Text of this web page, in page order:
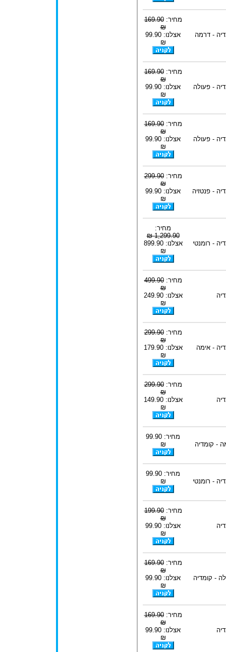
- דרמה
מחיר:169.90
₪
אצלנו: 99.90
₪
- פעולה
מחיר:169.90
₪
אצלנו: 99.90
₪
- פעולה
מחיר:169.90
₪
אצלנו: 99.90
₪
- פנטזיה
מחיר:299.90
₪
אצלנו: 99.90
₪
- רומנטי
מחיר:
1,299.90 ₪
אצלנו: 899.90
₪
מחיר:499.90
₪
אצלנו: 249.90
₪
- אימה
מחיר:299.90
₪
אצלנו: 179.90
₪
מחיר:299.90
₪
אצלנו: 149.90
₪
- קומדיה
מחיר: 99.90
₪
- רומנטי
מחיר: 99.90
₪
מחיר:199.90
₪
אצלנו: 99.90
₪
- קומדיה
מחיר:169.90
₪
אצלנו: 99.90
₪
מחיר:169.90
₪
אצלנו: 99.90
₪